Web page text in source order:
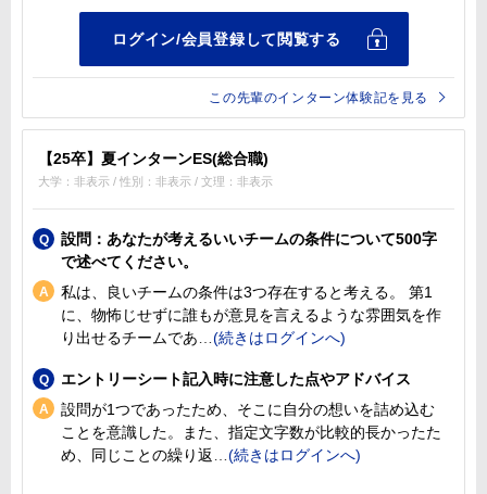
この先輩のインターン体験記を見る
【25卒】夏インターンES(総合職)
大学：非表示 / 性別：非表示 / 文理：非表示
設問：あなたが考えるいいチームの条件について500字
で述べてください。
私は、良いチームの条件は3つ存在すると考える。 第1
に、物怖じせずに誰もが意見を言えるような雰囲気を作
り出せるチームであ
エントリーシート記入時に注意した点やアドバイス
設問が1つであったため、そこに自分の想いを詰め込む
ことを意識した。また、指定文字数が比較的長かったた
め、同じことの繰り返